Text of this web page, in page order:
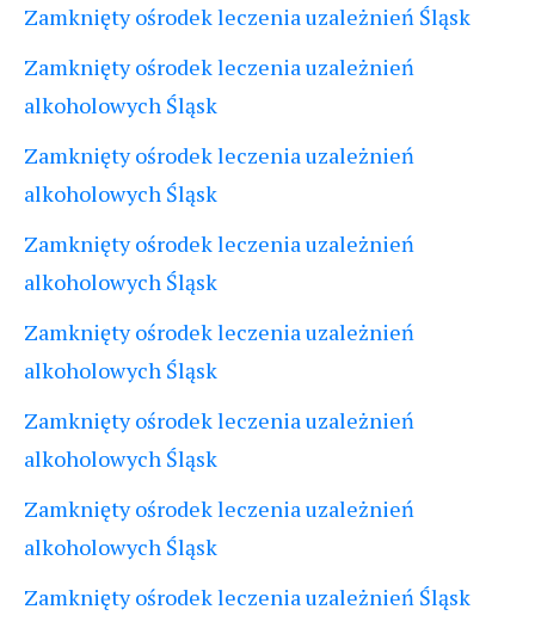
Zamknięty ośrodek leczenia uzależnień Śląsk
Zamknięty ośrodek leczenia uzależnień
alkoholowych Śląsk
Zamknięty ośrodek leczenia uzależnień
alkoholowych Śląsk
Zamknięty ośrodek leczenia uzależnień
alkoholowych Śląsk
Zamknięty ośrodek leczenia uzależnień
alkoholowych Śląsk
Zamknięty ośrodek leczenia uzależnień
alkoholowych Śląsk
Zamknięty ośrodek leczenia uzależnień
alkoholowych Śląsk
Zamknięty ośrodek leczenia uzależnień Śląsk